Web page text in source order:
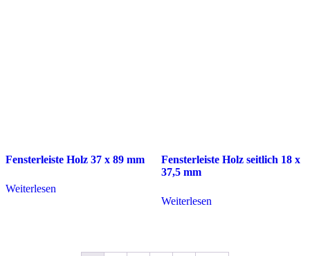
Fensterleiste Holz 37 x 89 mm
Weiterlesen
Fensterleiste Holz seitlich 18 x
37,5 mm
Weiterlesen